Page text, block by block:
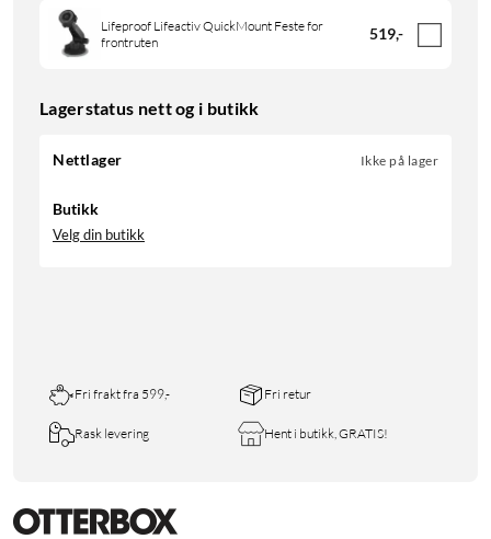
Lifeproof Lifeactiv QuickMount Feste for
frontruten
519,-
Lagerstatus nett og i butikk
Nettlager Ikke på lager
Butikk
Velg din butikk
Fri frakt fra 599,- Fri retur
Rask levering Hent i butikk, GRATIS!